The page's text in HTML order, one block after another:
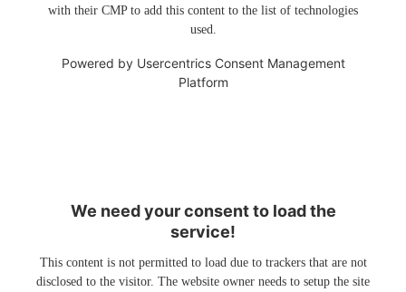
with their CMP to add this content to the list of technologies
used.
Powered by Usercentrics Consent Management
Platform
We need your consent to load the
service!
This content is not permitted to load due to trackers that are not
disclosed to the visitor. The website owner needs to setup the site